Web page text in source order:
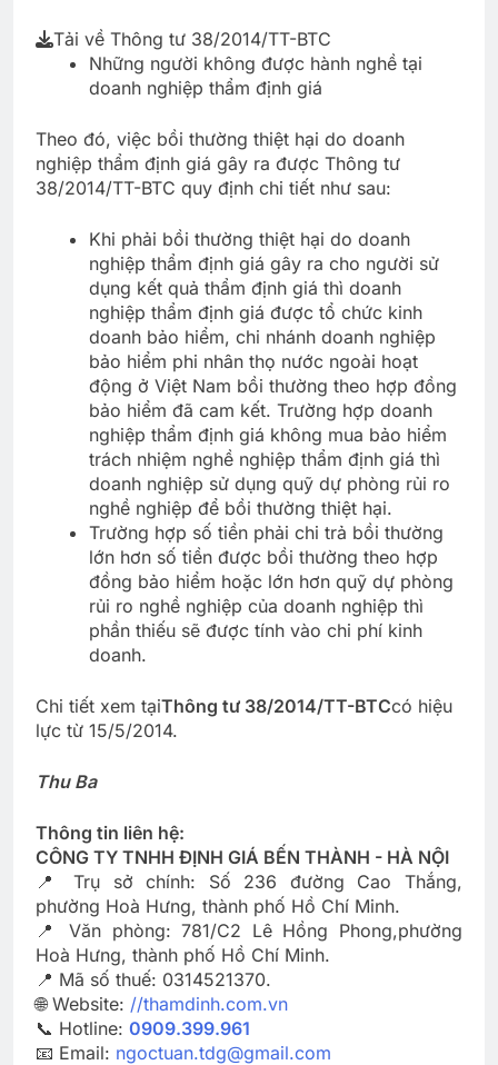
Tải về Thông tư 38/2014/TT-BTC
Những người không được hành nghề tại
doanh nghiệp thẩm định giá
Theo đó, việc bồi thường thiệt hại do doanh
nghiệp thẩm định giá gây ra được Thông tư
38/2014/TT-BTC quy định chi tiết như sau:
Khi phải bồi thường thiệt hại do doanh
nghiệp thẩm định giá gây ra cho người sử
dụng kết quả thẩm định giá thì doanh
nghiệp thẩm định giá được tổ chức kinh
doanh bảo hiểm, chi nhánh doanh nghiệp
bảo hiểm phi nhân thọ nước ngoài hoạt
động ở Việt Nam bồi thường theo hợp đồng
bảo hiểm đã cam kết. Trường hợp doanh
nghiệp thẩm định giá không mua bảo hiểm
trách nhiệm nghề nghiệp thẩm định giá thì
doanh nghiệp sử dụng quỹ dự phòng rủi ro
nghề nghiệp để bồi thường thiệt hại.
Trường hợp số tiền phải chi trả bồi thường
lớn hơn số tiền được bồi thường theo hợp
đồng bảo hiểm hoặc lớn hơn quỹ dự phòng
rủi ro nghề nghiệp của doanh nghiệp thì
phần thiếu sẽ được tính vào chi phí kinh
doanh.
Chi tiết xem tạiThông tư 38/2014/TT-BTCcó hiệu
lực từ 15/5/2014.
Thu Ba
Thông tin liên hệ:
CÔNG TY TNHH ĐỊNH GIÁ BẾN THÀNH - HÀ NỘI
📍 Trụ sở chính: Số 236 đường Cao Thắng,
phường Hoà Hưng, thành phố Hồ Chí Minh.
📍 Văn phòng: 781/C2 Lê Hồng Phong,phường
Hoà Hưng, thành phố Hồ Chí Minh.
📍 Mã số thuế: 0314521370.
🌐 Website: //thamdinh.com.vn
📞 Hotline: 0909.399.961
📧 Email: ngoctuan.tdg@gmail.com